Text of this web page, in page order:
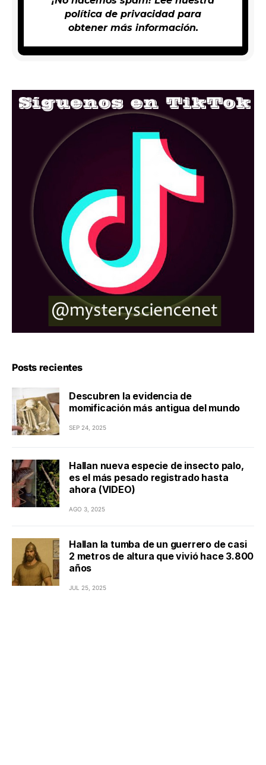
política de privacidadpara
obtener más información.
Posts recientes
Descubren la evidencia de
momificación más antigua del mundo
SEP 24, 2025
Hallan nueva especie de insecto palo,
es el más pesado registrado hasta
ahora (VIDEO)
AGO 3, 2025
Hallan la tumba de un guerrero de casi
2 metros de altura que vivió hace 3.800
años
JUL 25, 2025